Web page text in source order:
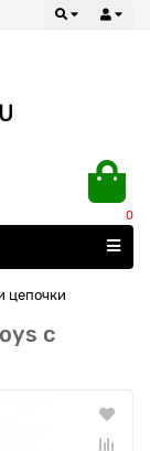
0
цепочки
с